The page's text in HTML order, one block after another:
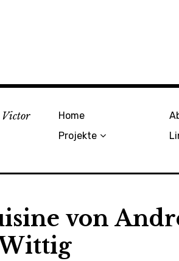
Victor
Home
Projekte
von